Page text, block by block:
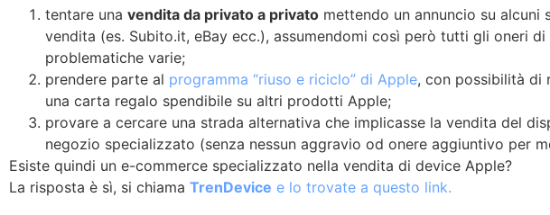
tentare una vendita da privato a privato mettendo un annuncio su alcuni
vendita (es. Subito.it, eBay ecc.), assumendomi così però tutti gli oneri
problematiche varie;
prendere parte al programma “riuso e riciclo” di Apple, con possibilità di
una carta regalo spendibile su altri prodotti Apple;
provare a cercare una strada alternativa che implicasse la vendita del
negozio specializzato (senza nessun aggravio od onere aggiuntivo per
Esiste quindi un e-commerce specializzato nella vendita di device Apple?
La risposta è sì, si chiama TrenDevice e lo trovate a questo link.